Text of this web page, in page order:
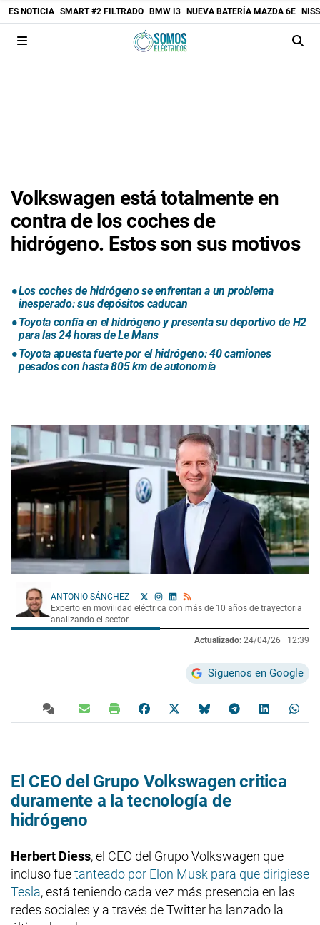
ES NOTICIA SMART #2 FILTRADO BMW I3 NUEVA BATERÍA MAZDA 6E
Volkswagen está totalmente en
contra de los coches de
hidrógeno. Estos son sus motivos
Los coches de hidrógeno se enfrentan a un problema
inesperado: sus depósitos caducan
Toyota confía en el hidrógeno y presenta su deportivo de H2
para las 24 horas de Le Mans
Toyota apuesta fuerte por el hidrógeno: 40 camiones
pesados con hasta 805 km de autonomía
ANTONIO SÁNCHEZ
Experto en movilidad eléctrica con más de 10 años de trayectoria
analizando el sector.
Actualizado: 24/04/26 | 12:39
Síguenos en Google
El CEO del Grupo Volkswagen critica
duramente a la tecnología de
hidrógeno
Herbert Diess, el CEO del Grupo Volkswagen que
incluso fuetanteado por Elon Musk para que dirigiese
Tesla, está teniendo cada vez más presencia en las
redes sociales y a través de Twitter ha lanzado la